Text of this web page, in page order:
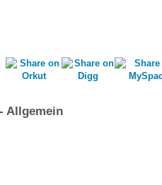
Allgemein